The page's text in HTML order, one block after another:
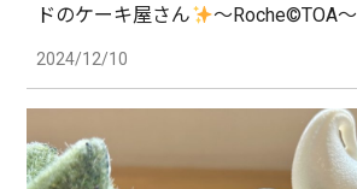
ドのケーキ屋さん
〜Roche©TOA〜
2024/12/10